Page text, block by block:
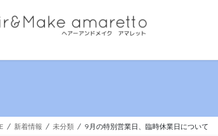
新着情報 未分類 9月の特別営業日、臨時休業日について